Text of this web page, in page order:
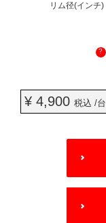
リム径(インチ)
?
¥ 4,900 税込 /台
OPTIONS